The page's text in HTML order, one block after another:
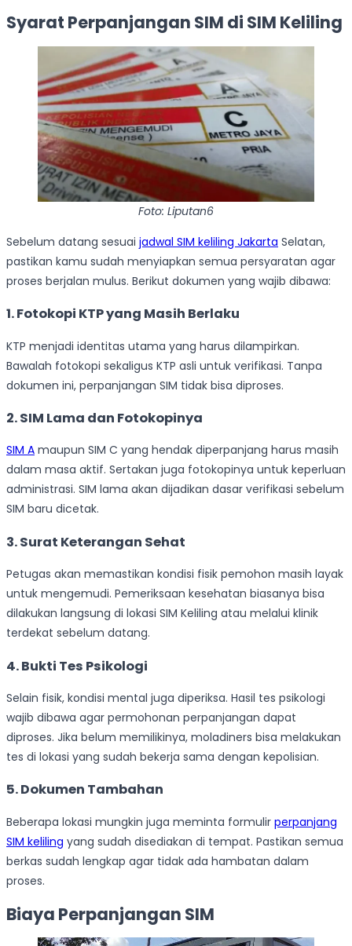
Syarat Perpanjangan SIM di SIM Keliling
Foto: Liputan6
Sebelum datang sesuai jadwal SIM keliling Jakarta Selatan,
pastikan kamu sudah menyiapkan semua persyaratan agar
proses berjalan mulus. Berikut dokumen yang wajib dibawa:
1. Fotokopi KTP yang Masih Berlaku
KTP menjadi identitas utama yang harus dilampirkan.
Bawalah fotokopi sekaligus KTP asli untuk verifikasi. Tanpa
dokumen ini, perpanjangan SIM tidak bisa diproses.
2. SIM Lama dan Fotokopinya
SIM A maupun SIM C yang hendak diperpanjang harus masih
dalam masa aktif. Sertakan juga fotokopinya untuk keperluan
administrasi. SIM lama akan dijadikan dasar verifikasi sebelum
SIM baru dicetak.
3. Surat Keterangan Sehat
Petugas akan memastikan kondisi fisik pemohon masih layak
untuk mengemudi. Pemeriksaan kesehatan biasanya bisa
dilakukan langsung di lokasi SIM Keliling atau melalui klinik
terdekat sebelum datang.
4. Bukti Tes Psikologi
Selain fisik, kondisi mental juga diperiksa. Hasil tes psikologi
wajib dibawa agar permohonan perpanjangan dapat
diproses. Jika belum memilikinya, moladiners bisa melakukan
tes di lokasi yang sudah bekerja sama dengan kepolisian.
5. Dokumen Tambahan
Beberapa lokasi mungkin juga meminta formulir perpanjang
SIM keliling yang sudah disediakan di tempat. Pastikan semua
berkas sudah lengkap agar tidak ada hambatan dalam
proses.
Biaya Perpanjangan SIM